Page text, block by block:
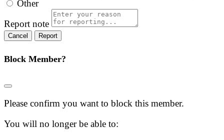
Other
Report note
Report
Block Member?
Please confirm you want to block this member.
You will no longer be able to: